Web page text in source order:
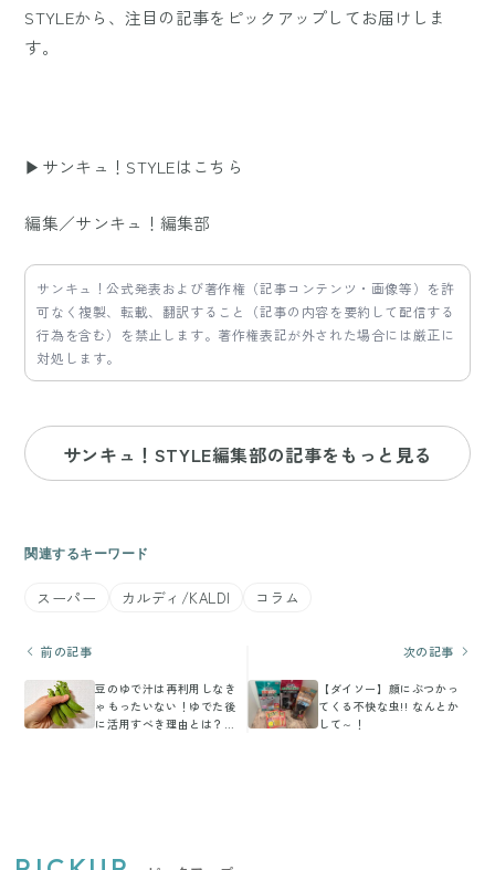
STYLEから、注目の記事をピックアップしてお届けしま
す。
▶サンキュ！STYLEはこちら
編集／サンキュ！編集部
サンキュ！公式発表および著作権（記事コンテンツ・画像等）を許
可なく複製、転載、翻訳すること（記事の内容を要約して配信する
行為を含む）を禁止します。著作権表記が外された場合には厳正に
対処します。
サンキュ！STYLE編集部の記事をもっと見る
関連するキーワード
スーパー カルディ/KALDI コラム
前の記事
豆のゆで汁は再利用しなき
ゃもったいない！ゆでた後
に活用すべき理由とは？
次の記事
【ダイソー】顔にぶつかっ
てくる不快な虫!! なんとか
して～！